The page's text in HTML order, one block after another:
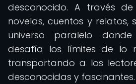
desconocido. A través
novelas, cuentos y relatos,
universo paralelo
desafía los límites de lo
transportando a los
desconocidas y fascinantes.